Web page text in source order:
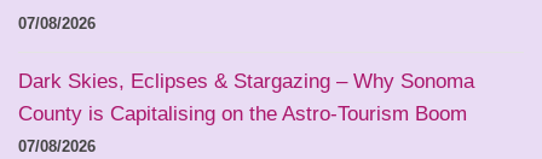
07/08/2026
Dark Skies, Eclipses & Stargazing – Why Sonoma
County is Capitalising on the Astro-Tourism Boom
07/08/2026